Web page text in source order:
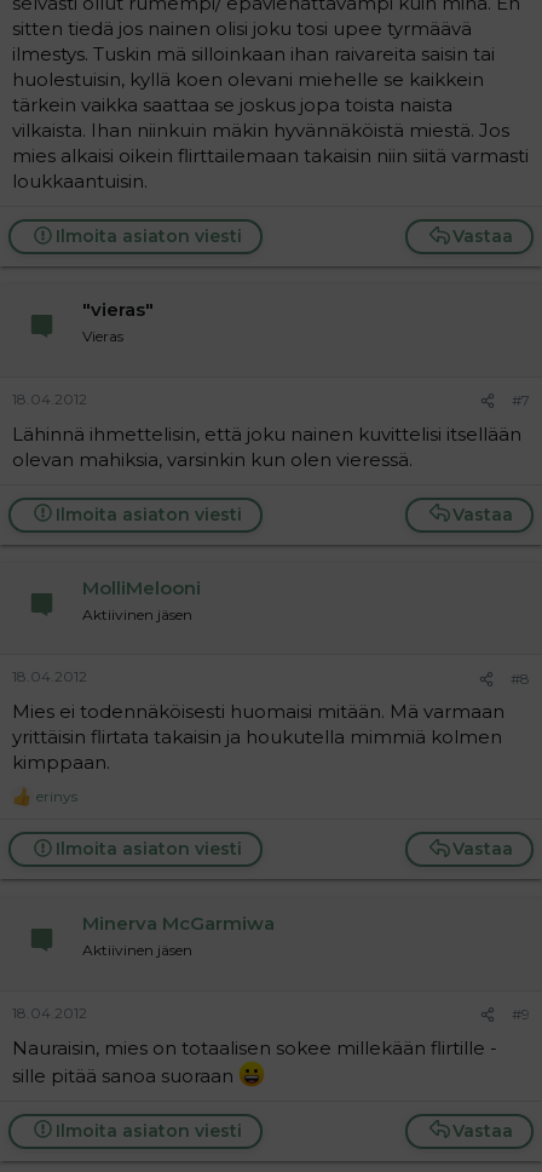
sitten tiedä jos nainen olisi joku tosi upee tyrmäävä
ilmestys. Tuskin mä silloinkaan ihan raivareita saisin tai
huolestuisin, kyllä koen olevani miehelle se kaikkein
tärkein vaikka saattaa se joskus jopa toista naista
vilkaista. Ihan niinkuin mäkin hyvännäköistä miestä. Jos
mies alkaisi oikein flirttailemaan takaisin niin siitä varmasti
loukkaantuisin.
Vastaa
Ilmoita asiaton viesti
"vieras"
Vieras
18.04.2012 #7
Lähinnä ihmettelisin, että joku nainen kuvittelisi itsellään
olevan mahiksia, varsinkin kun olen vieressä.
Vastaa
Ilmoita asiaton viesti
MolliMelooni
Aktiivinen jäsen
18.04.2012 #8
Mies ei todennäköisesti huomaisi mitään. Mä varmaan
yrittäisin flirtata takaisin ja houkutella mimmiä kolmen
kimppaan.
R
a
c
t
erinys
Vastaa
Ilmoita asiaton viesti
Minerva McGarmiwa
Aktiivinen jäsen
18.04.2012 #9
Nauraisin, mies on totaalisen sokee millekään flirtille -
sille pitää sanoa suoraan
Vastaa
Ilmoita asiaton viesti